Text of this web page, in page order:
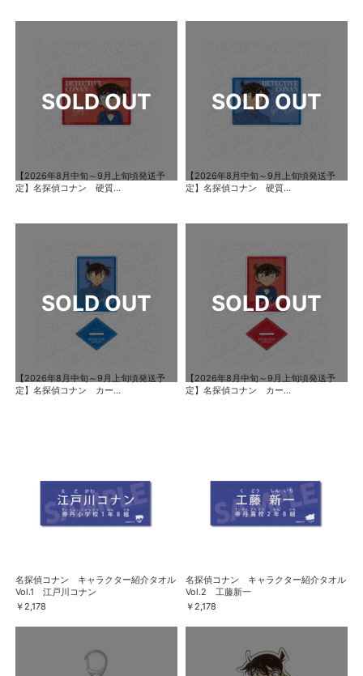
【2026年8月中旬～9月上旬頃発送予
定】名探偵コナン 硬質...
【2026年8月中旬～9月上旬頃発送予
定】名探偵コナン 硬質...
【2026年8月中旬～9月上旬頃発送予
定】名探偵コナン カー...
【2026年8月中旬～9月上旬頃発送予
定】名探偵コナン カー...
名探偵コナン キャラクター紹介タオル
Vol.1 江戸川コナン
￥2,178
名探偵コナン キャラクター紹介タオル
Vol.2 工藤新一
￥2,178